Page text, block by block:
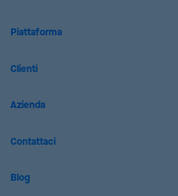
Piattaforma
Clienti
Azienda
Contattaci
Blog